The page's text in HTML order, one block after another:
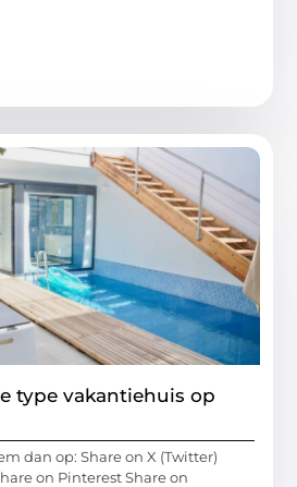
type vakantiehuis op
dan op: Share on X (Twitter)
on Pinterest Share on